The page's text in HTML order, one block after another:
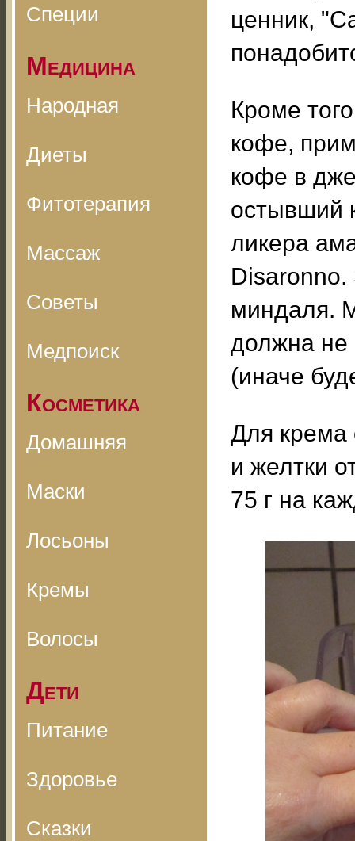
Специи
Медицина
Народная
Диеты
Фитотерапия
Массаж
Советы
Медпоиск
Косметика
Домашняя
Маски
Лосьоны
Кремы
Волосы
Дети
Питание
Здоровье
Сказки
ценник,
Кроме
кофе,
кофе в
остывший
ликера
Disaronno.
миндаля.
должна не
(иначе
Для крема
и желтки
75 г на